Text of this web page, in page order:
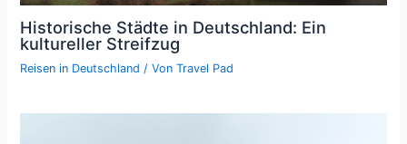
Historische Städte in Deutschland: Ein
kultureller Streifzug
Reisen in Deutschland / VonTravel Pad